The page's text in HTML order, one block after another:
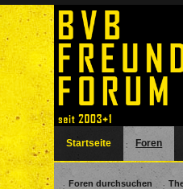
Startseite Foren
Foren durchsuchen